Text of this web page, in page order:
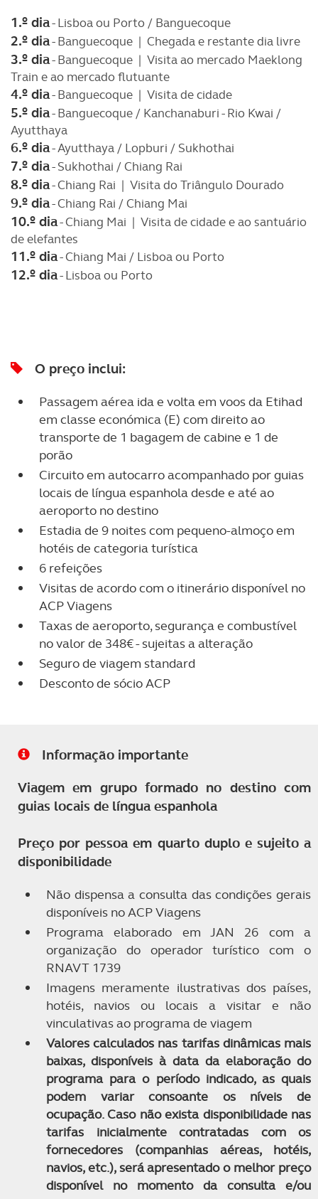
1.º dia- Lisboa ou Porto / Banguecoque
2.º dia- Banguecoque | Chegada e restante dia livre
3.º dia- Banguecoque | Visita ao mercado Maeklong
Train e ao mercado flutuante
4.º dia- Banguecoque | Visita de cidade
5.º dia- Banguecoque / Kanchanaburi - Rio Kwai /
Ayutthaya
6.º dia- Ayutthaya / Lopburi / Sukhothai
7.º dia- Sukhothai / Chiang Rai
8.º dia- Chiang Rai | Visita do Triângulo Dourado
9.º dia- Chiang Rai / Chiang Mai
10.º dia- Chiang Mai | Visita de cidade e ao santuário
de elefantes
11.º dia- Chiang Mai / Lisboa ou Porto
12.º dia- Lisboa ou Porto
O preço inclui:
Passagem aérea ida e volta em voos da Etihad
em classe económica (E) com direito ao
transporte de 1 bagagem de cabine e 1 de
porão
Circuito em autocarro acompanhado por guias
locais de língua espanhola desde e até ao
aeroporto no destino
Estadia de 9 noites com pequeno-almoço em
hotéis de categoria turística
6 refeições
Visitas de acordo com o itinerário disponível no
ACP Viagens
Taxas de aeroporto, segurança e combustível
no valor de 348€ - sujeitas a alteração
Seguro de viagem standard
Desconto de sócio ACP
Informação importante
Viagem em grupo formado no destino com
guias locais de língua espanhola
Preço por pessoa em quarto duplo e sujeito a
disponibilidade
Não dispensa a consulta das condições gerais
disponíveis no ACP Viagens
Programa elaborado em JAN 26 com a
organização do operador turístico com o
RNAVT 1739
Imagens meramente ilustrativas dos países,
hotéis, navios ou locais a visitar e não
vinculativas ao programa de viagem
Valores calculados nas tarifas dinâmicas mais
baixas, disponíveis à data da elaboração do
programa para o período indicado, as quais
podem variar consoante os níveis de
ocupação. Caso não exista disponibilidade nas
tarifas inicialmente contratadas com os
fornecedores (companhias aéreas, hotéis,
navios, etc.), será apresentado o melhor preço
disponível no momento da consulta e/ou